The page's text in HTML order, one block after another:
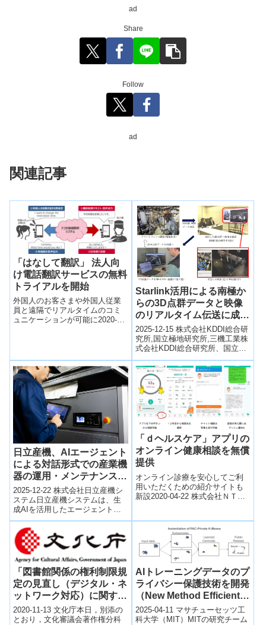
ad
Share
Follow
ad
関連記事
「はなして翻訳」 法人向
け電話翻訳サービスの無料
トライアルを開始
外国人のお客さまや外国人従業
員と遠隔でリアルタイムのコミ
ュニケーションが可能に2020-09-
Starlink活用による南極か
らの3D点群データと映像
のリアルタイム伝送に成功
～極地・遠隔地の作業DX
実現に向けて～
2025-12-15 株式会社KDDI総合研
究所,国立極地研究所,三機工業株
式会社KDDI総合研究所、国立極
地研究所、三機工業は、Starlink
衛星通信回線を...
日立産機、AIエージェント
による対話形式での産業機
器の運用・メンテナンス支
援サービスを、「HMAX
Industry」として提供開始
2025-12-22 株式会社日立産機シ
ステム日立産機システムは、生
成AIを活用したエージェントが
対話形式で産業機器の運用・メ
ンテナンスを支援するデジタル
サービ...
「ｄヘルスケア」アプリの
オンライン健康相談を無償
提供
オンライン診療を安心してご利
用いただくための紹介サイトも
新設2020-04-22 株式会社ＮＴＴ
「図書館関係の権利制限規
定の見直し（デジタル・ネ
ットワーク対応）に関する
報告書」の公表について
2020-11-13 文化庁本日，別添の
とおり，文化審議会著作権分科
AIトレーニングデータのプ
ライバシー保護技術を開発
（New Method Efficiently
Safeguards Sensitive AI
Training Data）
2025-04-11 マサチューセッツ工
科大学（MIT）MITの研究チーム